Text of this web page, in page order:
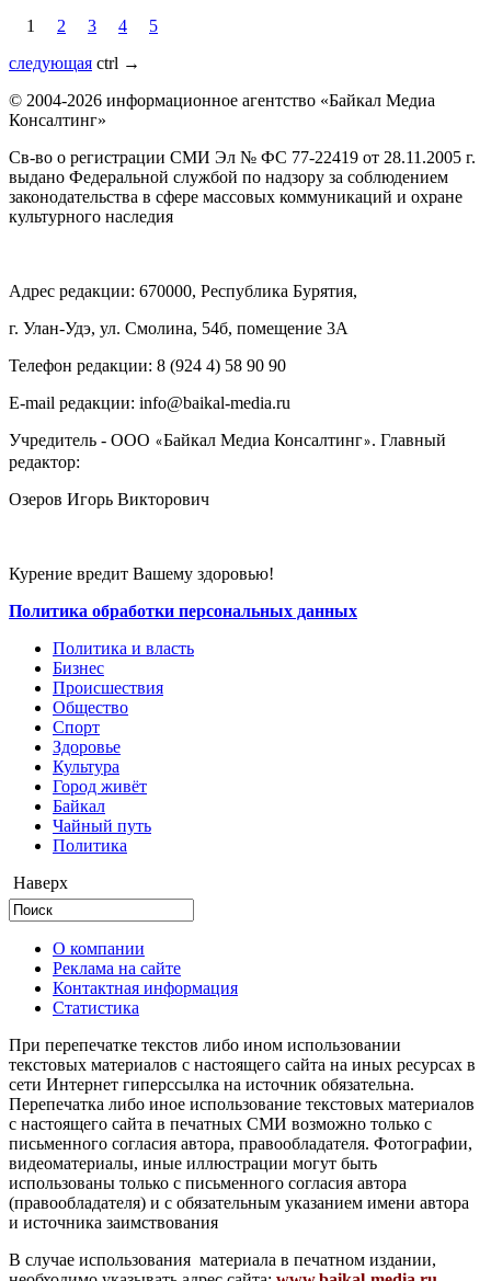
1 2 3 4
5
следующая ctrl →
© 2004-2026 информационное агентство «Байкал Медиа
Консалтинг»
Св-во о регистрации СМИ Эл № ФС 77-22419 от 28.11.2005 г.
выдано Федеральной службой по надзору за соблюдением
законодательства в сфере массовых коммуникаций и охране
культурного наследия
Адрес редакции: 670000, Республика Бурятия,
г. Улан-Удэ, ул. Смолина, 54б, помещение 3А
Телефон редакции: ‎‎8 (924 4) 58 90 90
E-mail редакции: info@baikal-media.ru
Учредитель - ООО «Байкал Медиа Консалтинг». Главный
редактор:
Озеров Игорь Викторович
Курение вредит Вашему здоровью!
Политика обработки персональных данных
Политика и власть
Бизнес
Происшествия
Общество
Cпорт
Здоровье
Культура
Город живёт
Байкал
Чайный путь
Политика
Наверх
О компании
Реклама на сайте
Контактная информация
Статистика
При перепечатке текстов либо ином использовании
текстовых материалов с настоящего сайта на иных ресурсах в
сети Интернет гиперссылка на источник обязательна.
Перепечатка либо иное использование текстовых материалов
с настоящего сайта в печатных СМИ возможно только с
письменного согласия автора, правообладателя. Фотографии,
видеоматериалы, иные иллюстрации могут быть
использованы только с письменного согласия автора
(правообладателя) и с обязательным указанием имени автора
и источника заимствования
В случае использования материала в печатном издании,